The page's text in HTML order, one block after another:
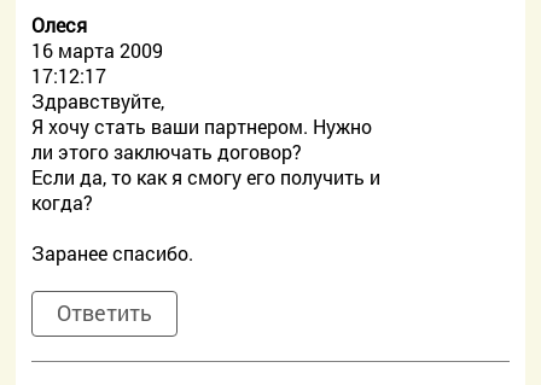
Олеся
16 марта 2009
17:12:17
Здравствуйте,
Я хочу стать ваши партнером. Нужно
ли этого заключать договор?
Если да, то как я смогу его получить и
когда?
Заранее спасибо.
Ответить